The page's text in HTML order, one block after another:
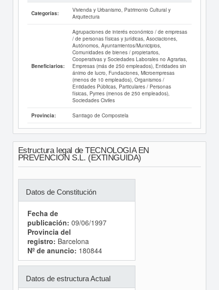
Categorías:
Vivienda y Urbanismo, Patrimonio Cultural y
Arquitectura
Beneficiarios:
Agrupaciones de interés económico / de empresas
/ de personas físicas y jurídicas, Asociaciones,
Autónomos, Ayuntamientos/Municipios,
Comunidades de bienes / propietarios,
Cooperativas y Sociedades Laborales no Agrarias,
Empresas (más de 250 empleados), Entidades sin
ánimo de lucro, Fundaciones, Microempresas
(menos de 10 empleados), Organismos /
Entidades Públicas, Particulares / Personas
físicas, Pymes (menos de 250 empleados),
Sociedades Civiles
Provincia: Santiago de Compostela
Estructura legal de TECNOLOGIA EN
PREVENCION S.L. (EXTINGUIDA)
Datos de Constitución
Fecha de
publicación: 09/06/1997
Provincia del
registro: Barcelona
Nº de anuncio: 180844
Datos de estructura Actual